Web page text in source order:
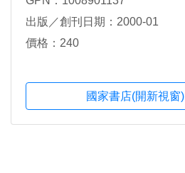
出版／創刊日期：2000-01
價格：240
國家書店(開新視窗)